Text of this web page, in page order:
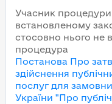
Учасник процедури
встановленому
стосовно нього не
процедура
Постанова Про
здійснення
послуг для
України "Про